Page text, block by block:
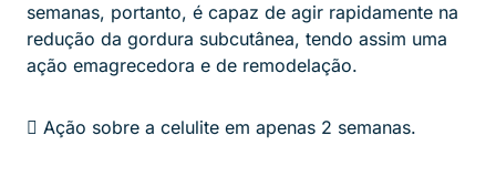
semanas, portanto, é capaz de agir rapidamente na
redução da gordura subcutânea, tendo assim uma
ação emagrecedora e de remodelação.
 Ação sobre a celulite em apenas 2 semanas.